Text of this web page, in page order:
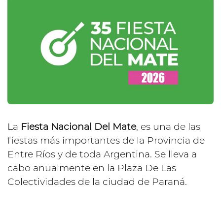
La Fiesta Nacional Del Mate, es una de las
fiestas más importantes de la Provincia de
Entre Ríos y de toda Argentina. Se lleva a
cabo anualmente en la Plaza De Las
Colectividades de la ciudad de Paraná.